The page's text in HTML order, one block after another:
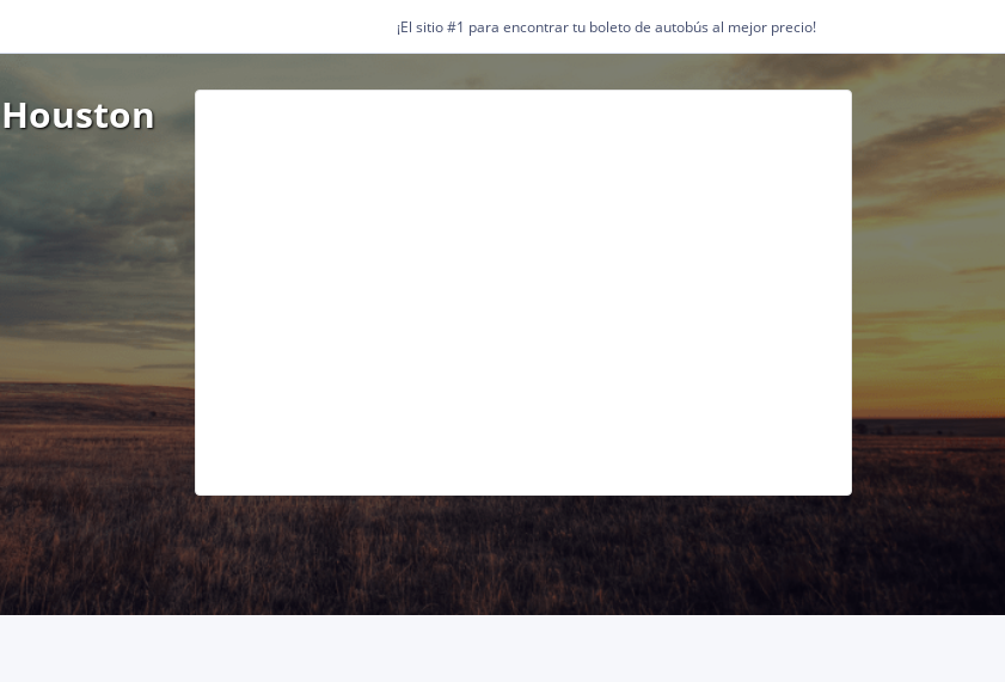
¡El sitio #1 para encontrar tu boleto de autobús al mejor precio!